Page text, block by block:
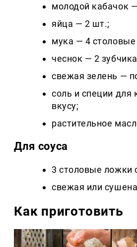
молодой кабачок
яйца — 2 шт.;
мука — 4 столовые
чеснок — 2
свежая зелень —
соль и специи для
вкусу;
растительное
Для соуса
3 столовые ложки
свежая или
Как приготовить